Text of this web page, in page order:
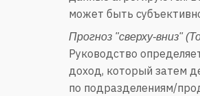
может быть
Прогноз "сверху-вниз"
Руководство
доход, который затем
по подразделениям/